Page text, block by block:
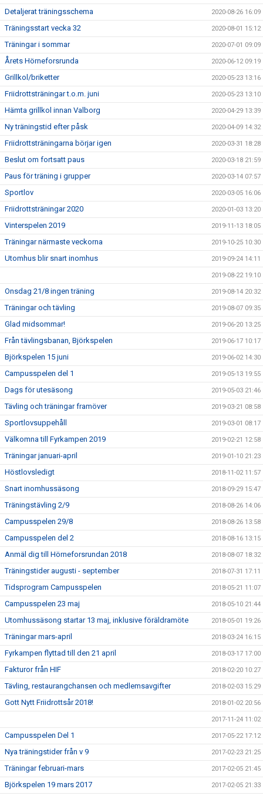
Detaljerat träningsschema 2020-08-26 16:09
Träningsstart vecka 32 2020-08-01 15:12
Träningar i sommar 2020-07-01 09:09
Årets Hörneforsrunda 2020-06-12 09:19
Grillkol/briketter 2020-05-23 13:16
Friidrottsträningar t.o.m. juni 2020-05-23 13:10
Hämta grillkol innan Valborg 2020-04-29 13:39
Ny träningstid efter påsk 2020-04-09 14:32
Friidrottsträningarna börjar igen 2020-03-31 18:28
Beslut om fortsatt paus 2020-03-18 21:59
Paus för träning i grupper 2020-03-14 07:57
Sportlov 2020-03-05 16:06
Friidrottsträningar 2020 2020-01-03 13:20
Vinterspelen 2019 2019-11-13 18:05
Träningar närmaste veckorna 2019-10-25 10:30
Utomhus blir snart inomhus 2019-09-24 14:11
2019-08-22 19:10
Onsdag 21/8 ingen träning 2019-08-14 20:32
Träningar och tävling 2019-08-07 09:35
Glad midsommar! 2019-06-20 13:25
Från tävlingsbanan, Björkspelen 2019-06-17 10:17
Björkspelen 15 juni 2019-06-02 14:30
Campusspelen del 1 2019-05-13 19:55
Dags för utesäsong 2019-05-03 21:46
Tävling och träningar framöver 2019-03-21 08:58
Sportlovsuppehåll 2019-03-01 08:17
Välkomna till Fyrkampen 2019 2019-02-21 12:58
Träningar januari-april 2019-01-10 21:23
Höstlovsledigt 2018-11-02 11:57
Snart inomhussäsong 2018-09-29 15:47
Träningstävling 2/9 2018-08-26 14:06
Campusspelen 29/8 2018-08-26 13:58
Campusspelen del 2 2018-08-16 13:15
Anmäl dig till Hörneforsrundan 2018 2018-08-07 18:32
Träningstider augusti - september 2018-07-31 17:11
Tidsprogram Campusspelen 2018-05-21 11:07
Campusspelen 23 maj 2018-05-10 21:44
Utomhussäsong startar 13 maj, inklusive föräldramöte 2018-05-01 19:26
Träningar mars-april 2018-03-24 16:15
Fyrkampen flyttad till den 21 april 2018-03-17 17:00
Fakturor från HIF 2018-02-20 10:27
Tävling, restaurangchansen och medlemsavgifter 2018-02-03 15:29
Gott Nytt Friidrottsår 2018! 2018-01-02 20:56
2017-11-24 11:02
Campusspelen Del 1 2017-05-22 17:12
Nya träningstider från v 9 2017-02-23 21:25
Träningar februari-mars 2017-02-05 21:45
Björkspelen 19 mars 2017 2017-02-05 21:33